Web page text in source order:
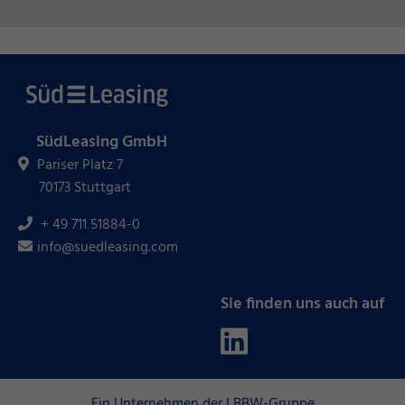
SüdLeasing GmbH
Pariser Platz 7
70173 Stuttgart
+ 49 711 51884-0
info@suedleasing.com
Sie finden uns auch auf